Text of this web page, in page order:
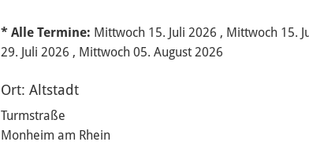
* Alle Termine: Mittwoch 15. Juli 2026 , Mittwoch 15.
29. Juli 2026 , Mittwoch 05. August 2026
Ort: Altstadt
Turmstraße
Monheim am Rhein